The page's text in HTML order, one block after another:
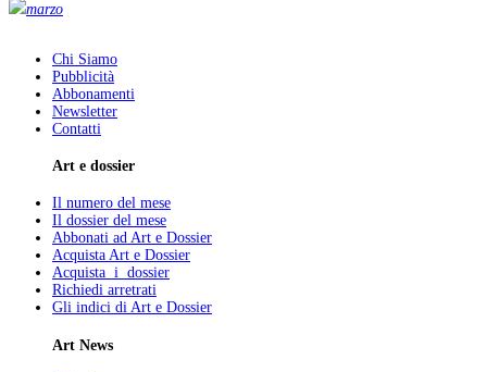
marzo
Chi Siamo
Pubblicità
Abbonamenti
Newsletter
Contatti
Art e dossier
Il numero del mese
Il dossier del mese
Abbonati ad Art e Dossier
Acquista Art e Dossier
Acquista i dossier
Richiedi arretrati
Gli indici di Art e Dossier
Art News